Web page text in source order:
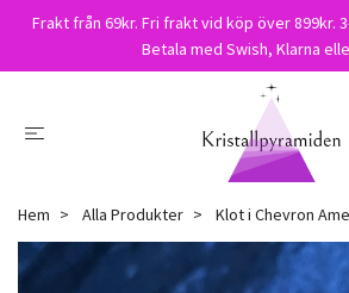
Frakt från 69kr. Fri frakt vid köp över 899kr.
Betala med Swish, Klarna
Hem Alla Produkter Klot i Chevron